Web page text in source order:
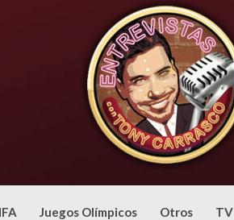
Juegos Olímpicos Otros TV